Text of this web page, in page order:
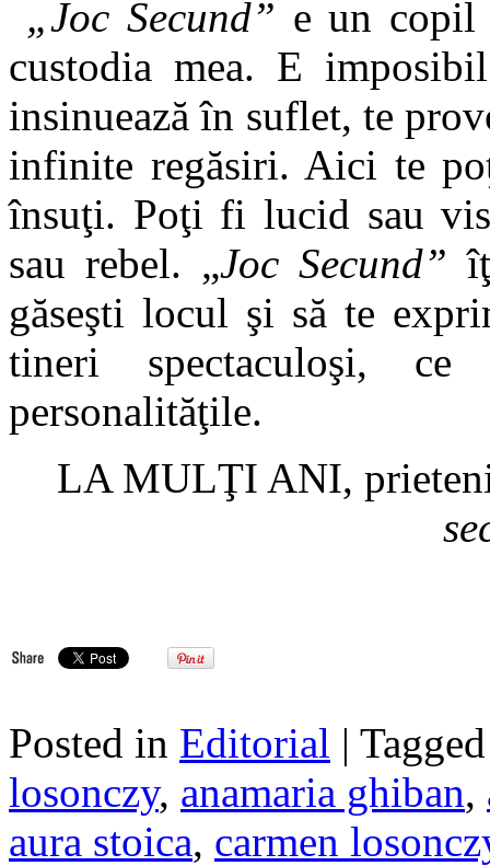
„Joc Secund” e un copil
custodia mea. E
insinuează în suflet, te
infinite regăsiri. Aici te
însuţi. Poţi fi lucid sau
sau rebel. „Joc Secund”
găseşti locul şi să te
tineri spectaculoşi,
personalităţile.
LA MULŢI ANI,
Posted in Editorial |
losonczy, anamaria ghiban,
aura stoica, carmen